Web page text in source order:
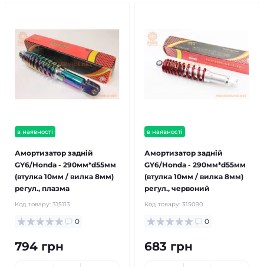
в наявності
Амортизатор задній
GY6/Honda - 290мм*d55мм
(втулка 10мм / вилка 8мм)
регул., плазма
Код товару: 315113
0
794 грн
в наявності
Амортизатор задній
GY6/Honda - 290мм*d55мм
(втулка 10мм / вилка 8мм)
регул., червоний
Код товару: 315090
0
683 грн